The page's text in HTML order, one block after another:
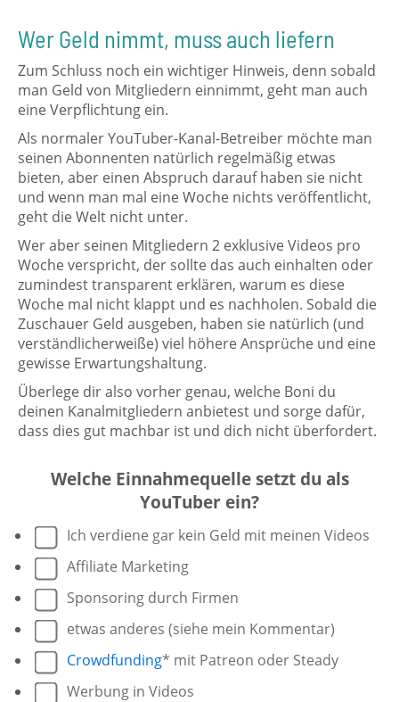
Wer Geld nimmt, muss auch liefern
Zum Schluss noch ein wichtiger Hinweis, denn sobald
man Geld von Mitgliedern einnimmt, geht man auch
eine Verpflichtung ein.
Als normaler YouTuber-Kanal-Betreiber möchte man
seinen Abonnenten natürlich regelmäßig etwas
bieten, aber einen Abspruch darauf haben sie nicht
und wenn man mal eine Woche nichts veröffentlicht,
geht die Welt nicht unter.
Wer aber seinen Mitgliedern 2 exklusive Videos pro
Woche verspricht, der sollte das auch einhalten oder
zumindest transparent erklären, warum es diese
Woche mal nicht klappt und es nachholen. Sobald die
Zuschauer Geld ausgeben, haben sie natürlich (und
verständlicherweiße) viel höhere Ansprüche und eine
gewisse Erwartungshaltung.
Überlege dir also vorher genau, welche Boni du
deinen Kanalmitgliedern anbietest und sorge dafür,
dass dies gut machbar ist und dich nicht überfordert.
Welche Einnahmequelle setzt du als
YouTuber ein?
Ich verdiene gar kein Geld mit meinen Videos
Affiliate Marketing
Sponsoring durch Firmen
etwas anderes (siehe mein Kommentar)
Crowdfunding* mit Patreon oder Steady
Werbung in Videos